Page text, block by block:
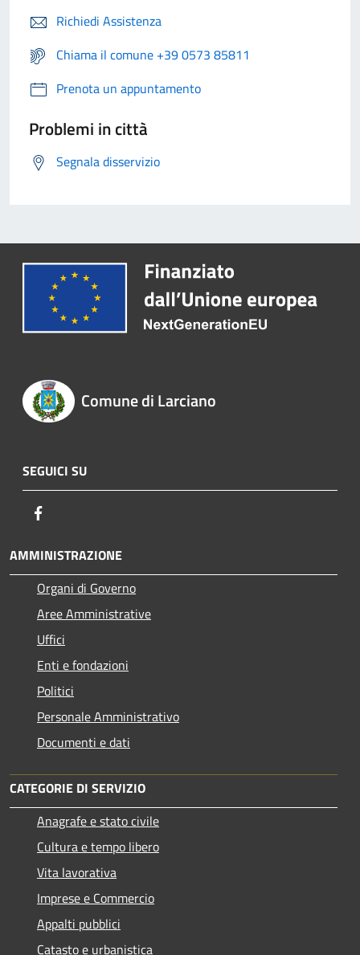
Richiedi Assistenza
Chiama il comune +39 0573 85811
Prenota un appuntamento
Problemi in città
Segnala disservizio
Comune di Larciano
SEGUICI SU
AMMINISTRAZIONE
Organi di Governo
Aree Amministrative
Uffici
Enti e fondazioni
Politici
Personale Amministrativo
Documenti e dati
CATEGORIE DI SERVIZIO
Anagrafe e stato civile
Cultura e tempo libero
Vita lavorativa
Imprese e Commercio
Appalti pubblici
Catasto e urbanistica